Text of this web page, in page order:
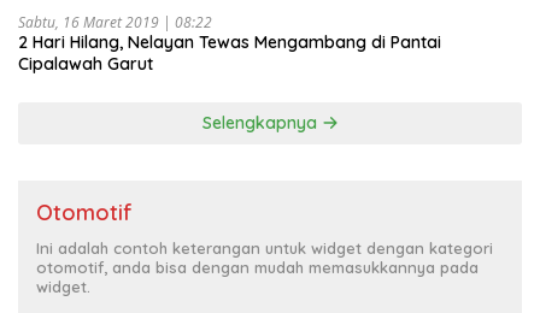
Sabtu, 16 Maret 2019 | 08:22
2 Hari Hilang, Nelayan Tewas Mengambang di Pantai
Cipalawah Garut
Selengkapnya
Otomotif
Ini adalah contoh keterangan untuk widget dengan kategori
otomotif, anda bisa dengan mudah memasukkannya pada
widget.